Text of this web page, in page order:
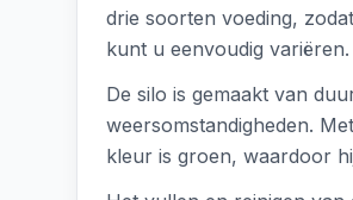
drie soorten voeding,
kunt u eenvoudig variëren.
De silo is gemaakt van
weersomstandigheden.
kleur is groen, waardoor